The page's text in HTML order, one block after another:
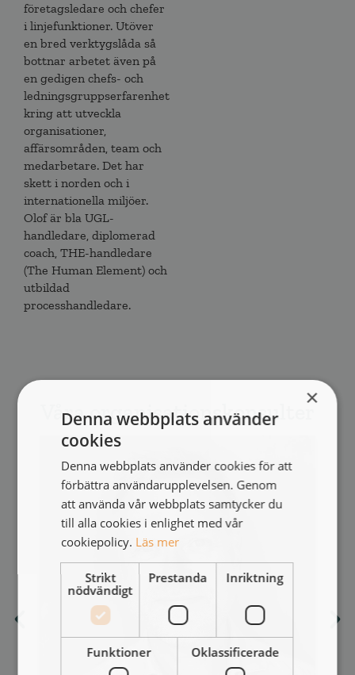
företagsledare och chefer
i linjefunktioner. Utöver
en bred verktygslåda så
bottnar arbetet även på
en gedigen chefs- och
ledningsgruppserfarenhet
kring att utveckla
organisationer,
affärsområden, team och
medarbetare. Det har
skett i norden och i
internationella miljöer.
Olof är bla UGL-
handledare, diplomerad
coach, THE-handledare
(The Human Element) och
utbildad
processhandledare.
Våra organisationskonsulter
×
Denna webbplats använder
cookies
Denna webbplats använder cookies för att
förbättra användarupplevelsen. Genom
att använda vår webbplats samtycker du
till alla cookies i enlighet med vår
cookiepolicy. Läs mer
Strikt
nödvändigt
Prestanda Inriktning
Funktioner Oklassificerade